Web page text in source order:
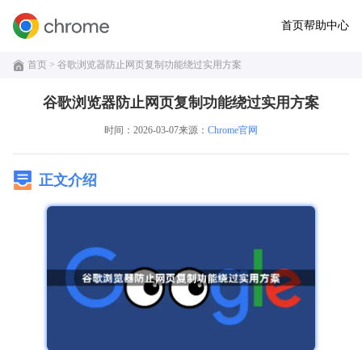
首页帮助中心
首页 > 谷歌浏览器防止网页复制功能绕过实用方案
谷歌浏览器防止网页复制功能绕过实用方案
时间：2026-03-07来源： Chrome官网
正文介绍